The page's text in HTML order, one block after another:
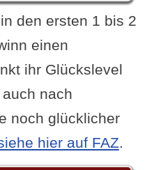
den ersten 1 bis 2
einen
ihr Glückslevel
nach
noch glücklicher
hier auf FAZ.